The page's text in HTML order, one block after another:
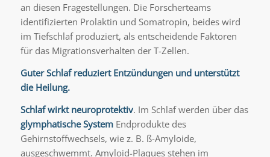
an diesen Fragestellungen. Die Forscherteams
identifizierten Prolaktin und Somatropin, beides wird
im Tiefschlaf produziert, als entscheidende Faktoren
für das Migrationsverhalten der T-Zellen.
Guter Schlaf reduziert Entzündungen und unterstützt
die Heilung.
Schlaf wirkt neuroprotektiv. Im Schlaf werden über das
glymphatische SystemEndprodukte des
Gehirnstoffwechsels, wie z. B. ß-Amyloide,
ausgeschwemmt. Amyloid-Plaques stehen im